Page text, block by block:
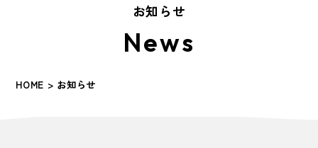
お知らせ
News
HOME > お知らせ